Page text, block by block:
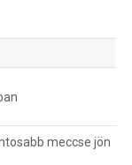
meccse jön